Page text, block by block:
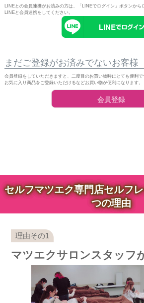
LINEとの会員連携がお済みの方は、「LINEでログイン」ボタンから
LINEと会員連携 をしてください。
まだご登録がお済みでないお客様
会員登録をしていただきますと、二度目のお買い物時にとても便利で
お気に入り商品をご登録いただけるなどお買い物が便利になります。
会員登録
セルフマツエク専門店セルフ
つの理由
マツエクサロンスタッフ